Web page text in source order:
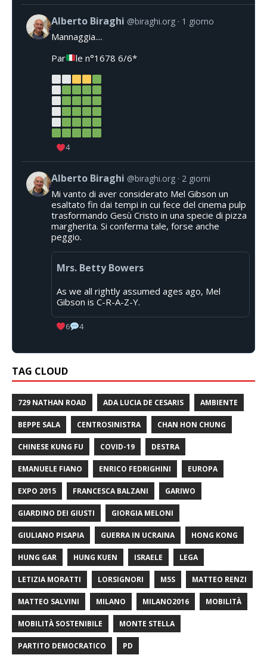
Alberto Biraghi @biraghi.org 1 giorno
Mannaggia....
Par
le n°1678 6/6*
4
Alberto Biraghi @biraghi.org 2 giorni
Mi vanto di aver considerato Mel Gibson un
esaltato fin dai tempi in cui fece del cinema pulp
trasformando Gesù Cristo in una specie di pizza
margherita. Si conferma tale, forse anche
peggio.
Mrs. Betty Bowers
As we all rightly assumed ages ago, Mel
Gibson is C-R-A-Z-Y.
6 4
TAG CLOUD
729 NATHAN ROAD ADA LUCIA DE CESARIS AMBIENTE
BEPPE SALA CENTROSINISTRA CHAN HON CHUNG
CHINESE KUNG FU COVID-19 DESTRA
EMANUELE FIANO ENRICO FEDRIGHINI EUROPA
EXPO 2015 FRANCESCA BALZANI GARIWO
GIARDINO DEI GIUSTI GIORGIA MELONI
GIULIANO PISAPIA GUERRA IN UCRAINA HONG KONG
HUNG GAR HUNG KUEN ISRAELE LEGA
LETIZIA MORATTI LORSIGNORI M5S MATTEO RENZI
MATTEO SALVINI MILANO MILANO2016 MOBILITÀ
MOBILITÀ SOSTENIBILE MONTE STELLA
PARTITO DEMOCRATICO PD